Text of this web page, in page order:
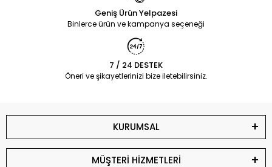
Geniş Ürün Yelpazesi
Binlerce ürün ve kampanya seçeneği
7 / 24 DESTEK
Öneri ve şikayetlerinizi bize iletebilirsiniz.
KURUMSAL
MÜŞTERİ HİZMETLERİ